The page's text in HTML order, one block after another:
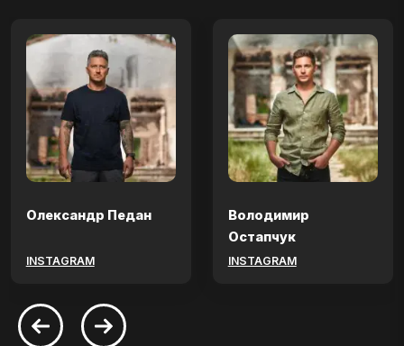
Олександр Педан
INSTAGRAM
Володимир
Остапчук
INSTAGRAM